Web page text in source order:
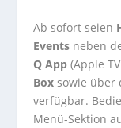
Ab sofort seien
Events neben
Q App (Apple
Box sowie
verfügbar.
Menü-Sektion